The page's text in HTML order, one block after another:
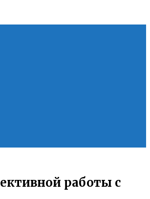
работы с